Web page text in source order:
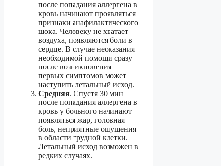
после попадания аллергена в
кровь начинают проявляться
признаки анафилактического
шока. Человеку не хватает
воздуха, появляются боли в
сердце. В случае неоказания
необходимой помощи сразу
после возникновения
первых симптомов может
наступить летальный исход.
Средняя. Спустя 30 мин
после попадания аллергена в
кровь у больного начинают
появляться жар, головная
боль, неприятные ощущения
в области грудной клетки.
Летальный исход возможен в
редких случаях.